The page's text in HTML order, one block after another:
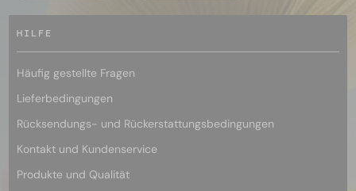
HILFE
Häufig gestellte Fragen
Lieferbedingungen
Rücksendungs- und Rückerstattungsbedingungen
Kontakt und Kundenservice
Produkte und Qualität